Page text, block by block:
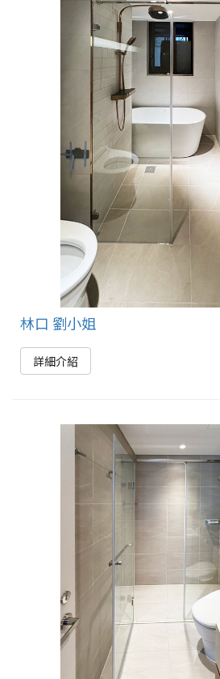
林口 劉小姐
詳細介紹